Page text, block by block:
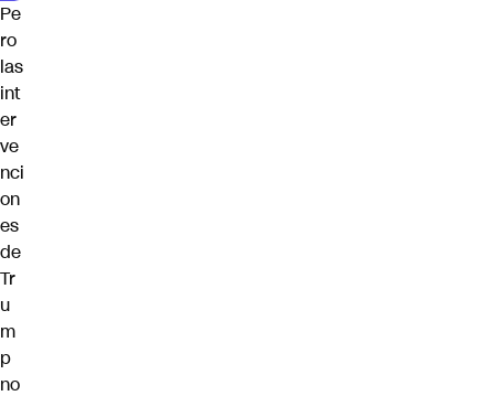
Pe
ro
las
int
er
ve
nci
on
es
de
Tr
u
m
p
no